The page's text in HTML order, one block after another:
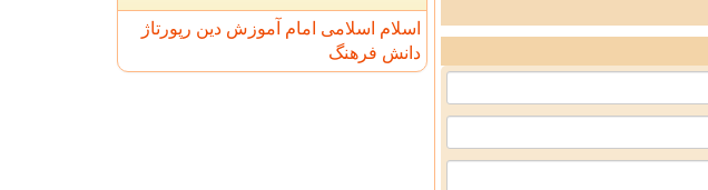
اسلام اسلامی امام آموزش دین رپورتاژ
دانش فرهنگ